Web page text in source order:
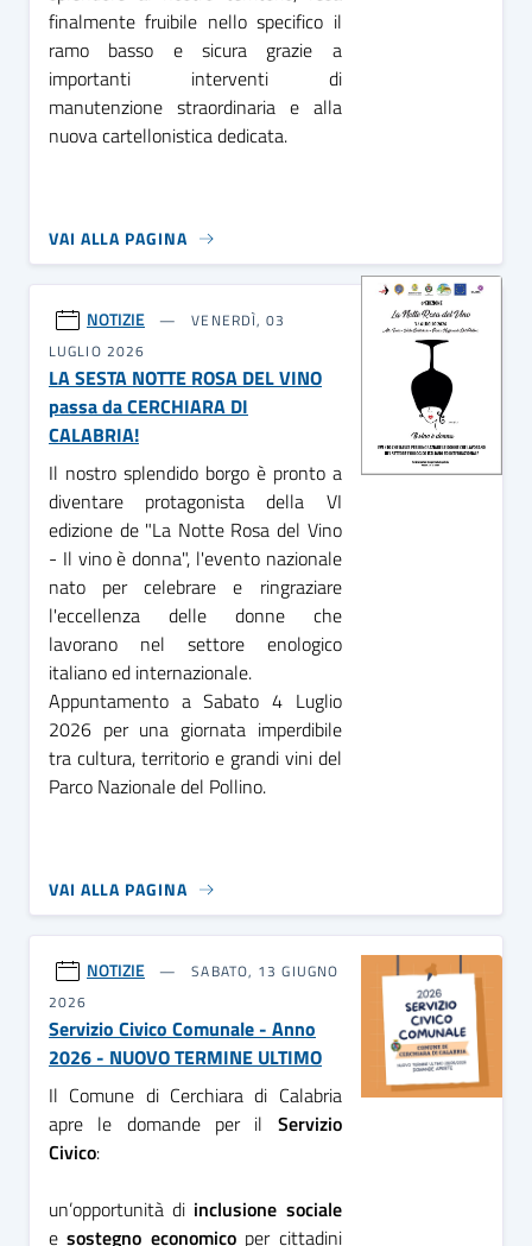
finalmente fruibile nello specifico il
ramo basso e sicura grazie a
importanti interventi di
manutenzione straordinaria e alla
nuova cartellonistica dedicata.
VAI ALLA PAGINA
NOTIZIE
VENERDÌ, 03
LUGLIO 2026
LA SESTA NOTTE ROSA DEL VINO
passa da CERCHIARA DI
CALABRIA!
Il nostro splendido borgo è pronto a
diventare protagonista della VI
edizione de "La Notte Rosa del Vino
- Il vino è donna", l'evento nazionale
nato per celebrare e ringraziare
l'eccellenza delle donne che
lavorano nel settore enologico
italiano ed internazionale.
Appuntamento a Sabato 4 Luglio
2026 per una giornata imperdibile
tra cultura, territorio e grandi vini del
Parco Nazionale del Pollino.
VAI ALLA PAGINA
NOTIZIE
SABATO, 13 GIUGNO
2026
Servizio Civico Comunale - Anno
2026 - NUOVO TERMINE ULTIMO
Il Comune di Cerchiara di Calabria
apre le domande per il Servizio
Civico:
un’opportunità di inclusione sociale
esostegno economicoper cittadini